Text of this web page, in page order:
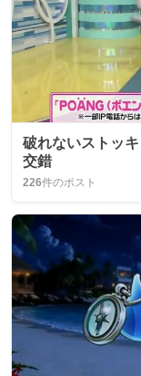
破れないストッ
交錯
226件のポスト